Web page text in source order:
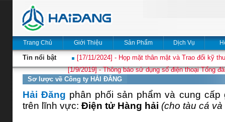
Trang Chủ Giới Thiệu Sản Phẩm Dịch Vụ
Tin nổi bật
[17/11/2024] - Họp mặt thân mật và Trao đổi kỹ
[1/9/2019] - Thông báo sử dụng số điện thoại Tổng
Sơ lược về Công ty HẢI ĐĂNG
Hải Đăng phân phối sản phẩm và cung
trên lĩnh vực: Điện tử Hàng hải (cho tàu cá và